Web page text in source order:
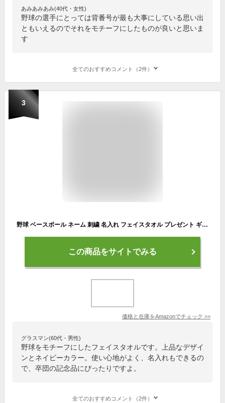
あみあみあみ(40代・女性)
野球の選手にとっては背番号が最も大事にしている思い出
ともいえるのでそれをモチーフにしたものが良いと思いま
す
全てのおすすめコメント（2件）
3
野球 ベースボール ネーム 刺繍 名入れ フェイスタオル プレゼント ギフト 誕生日 卒部 贈り物 参加 記念 景品 名前 卒業 チーム グループ (ネイビー)
この商品をサイトでみる
価格と在庫をAmazonでチェック >>
グラスマン(60代・男性)
野球をモチーフにしたフェイスタオルです。上品なデザイ
ンとネイビーカラー。使い心地がよく、名入れもできるの
で、卒団の記念品にぴったりですよ。
全てのおすすめコメント（2件）